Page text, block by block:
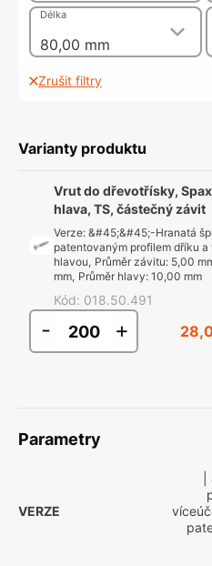
80,00 mm
Délka
Zrušit filtry
Varianty produktu
Vrut do dřevotřísky,
hlava, TS, částečný závit
Verze: &#45;&#45;-Hranatá
patentovaným profilem dříku
hlavou, Průměr závitu: 5,00
mm, Průměr hlavy: 10,00 mm
Kód: 018.50.491
- +
Parametry
VERZE